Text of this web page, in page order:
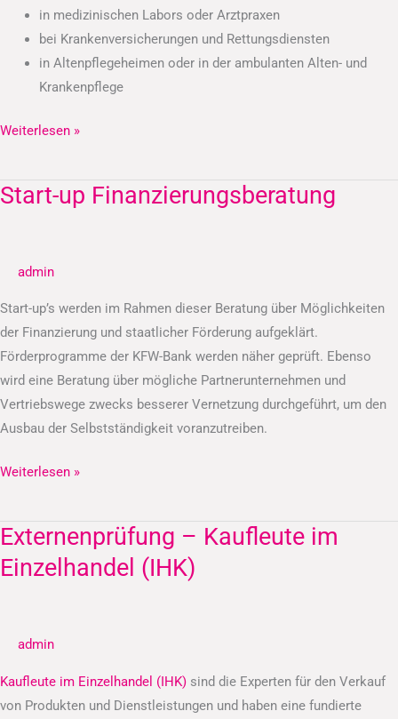
in medizinischen Labors oder Arztpraxen
bei Krankenversicherungen und Rettungsdiensten
in Altenpflegeheimen oder in der ambulanten Alten- und
Krankenpflege
Weiterlesen »
Start-up Finanzierungsberatung
admin
Start-up’s werden im Rahmen dieser Beratung über Möglichkeiten
der Finanzierung und staatlicher Förderung aufgeklärt.
Förderprogramme der KFW-Bank werden näher geprüft. Ebenso
wird eine Beratung über mögliche Partnerunternehmen und
Vertriebswege zwecks besserer Vernetzung durchgeführt, um den
Ausbau der Selbstständigkeit voranzutreiben.
Start-
Weiterlesen »
Externenprüfung – Kaufleute im
Einzelhandel (IHK)
admin
Kaufleute im Einzelhandel (IHK) sind die Experten für den Verkauf
von Produkten und Dienstleistungen und haben eine fundierte
Externenprüfung
–
Kaufleute
(IHK)